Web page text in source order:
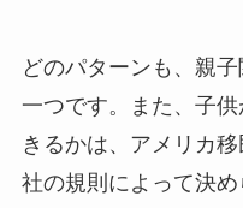
どのパターンも、親
一つです。また、子
きるかは、アメリカ
社の規則によって決